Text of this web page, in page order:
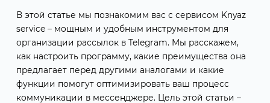
В этой статье мы познакомим вас с сервисом Knyaz
service – мощным и удобным инструментом для
организации рассылок в Telegram. Мы расскажем,
как настроить программу, какие преимущества она
предлагает перед другими аналогами и какие
функции помогут оптимизировать ваш процесс
коммуникации в мессенджере. Цель этой статьи –